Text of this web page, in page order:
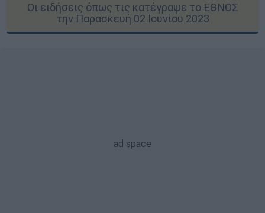
Οι ειδήσεις όπως τις κατέγραψε το ΕΘΝΟΣ
την Παρασκευή 02 Ιουνίου 2023